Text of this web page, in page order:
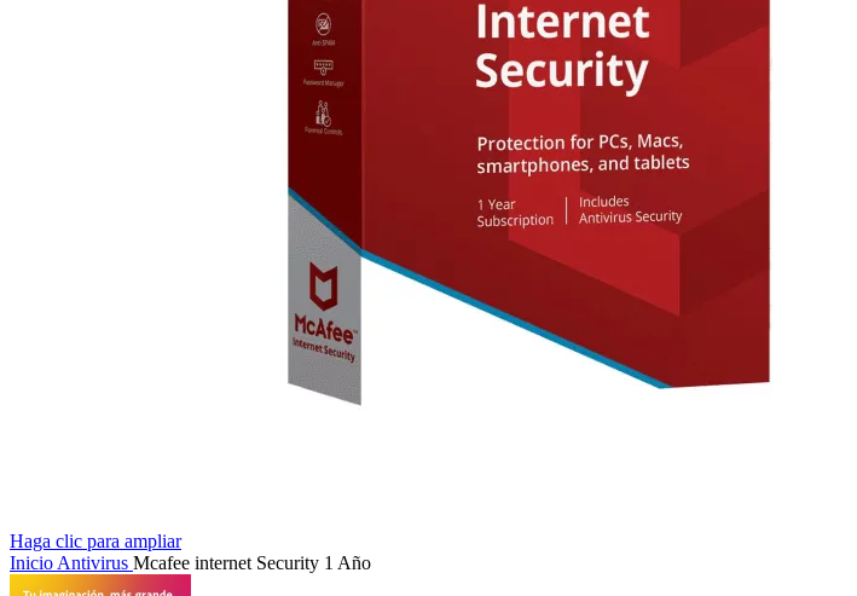
Haga clic para ampliar
Inicio Antivirus Mcafee internet Security 1 Año